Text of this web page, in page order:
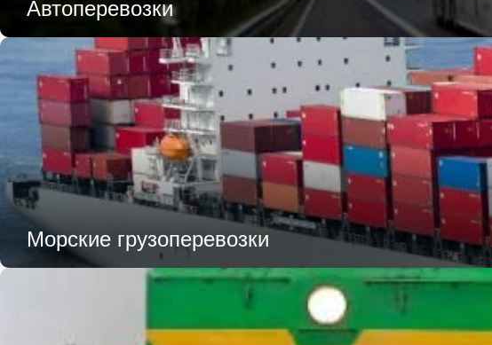
Автоперевозки
Морские грузоперевозки